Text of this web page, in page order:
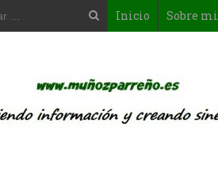
Inicio Sobre mi